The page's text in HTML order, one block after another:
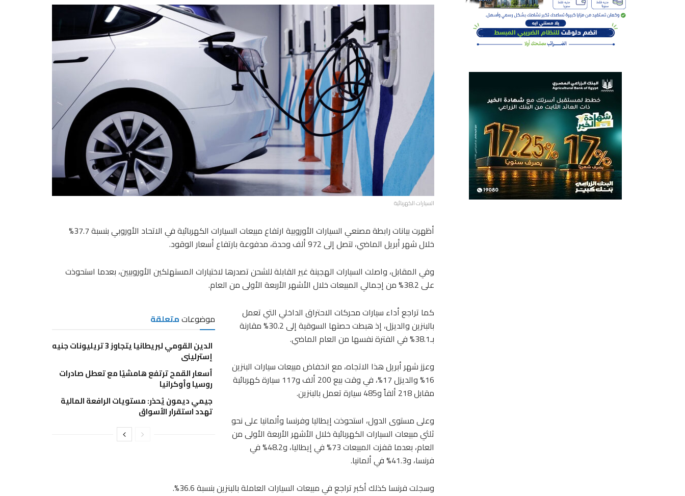
السيارات الكهربائية
أظهرت بيانات رابطة مصنعي السيارات الأوروبية ارتفاع مبيعات السيارات الكهربائية في الاتحاد الأوروبي بنسبة 37.7%
خلال شهر أبريل الماضي، لتصل إلى 972 ألف وحدة، مدفوعة بارتفاع أسعار الوقود.
وفي المقابل، واصلت السيارات الهجينة غير القابلة للشحن تصدرها لاختيارات المستهلكين الأوروبيين، بعدما استحوذت
على 38.2% من إجمالي المبيعات خلال الأشهر الأربعة الأولى من العام.
موضوعاتمتعلقة
الدين القومي لبريطانيا يتجاوز 3 تريليونات جنيه
إسترليني
أسعار القمح ترتفع هامشيًا مع تعطل صادرات
روسيا وأوكرانيا
جيمي ديمون يُحذر: مستويات الرافعة المالية
تهدد استقرار الأسواق
كما تراجع أداء سيارات محركات الاحتراق الداخلي التي تعمل
بالبنزين والديزل، إذ هبطت حصتها السوقية إلى 30.2% مقارنة
بـ38.1% في الفترة نفسها من العام الماضي.
وعزز شهر أبريل هذا الاتجاه، مع انخفاض مبيعات سيارات البنزين
16% والديزل 17%، في وقت بيع 200 ألف و117 سيارة كهربائية
مقابل 218 ألفاً و485 سيارة تعمل بالبنزين.
وعلى مستوى الدول، استحوذت إيطاليا وفرنسا وألمانيا على نحو
ثلثي مبيعات السيارات الكهربائية خلال الأشهر الأربعة الأولى من
العام، بعدما قفزت المبيعات 73% في إيطاليا، و48.2% في
فرنسا، و41.3% في ألمانيا.
وسجلت فرنسا كذلك أكبر تراجع في مبيعات السيارات العاملة بالبنزين بنسبة 36.6%.